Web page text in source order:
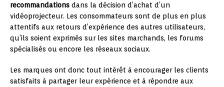
recommandations dans la décision d’achat d’un
vidéoprojecteur. Les consommateurs sont de plus en plus
attentifs aux retours d’expérience des autres utilisateurs,
qu’ils soient exprimés sur les sites marchands, les forums
spécialisés ou encore les réseaux sociaux.
Les marques ont donc tout intérêt à encourager les clients
satisfaits à partager leur expérience et à répondre aux